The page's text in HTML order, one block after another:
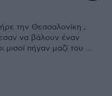
την Θεσσαλονίκη ,
να βάλουν έναν
πήγαν μαζί του …